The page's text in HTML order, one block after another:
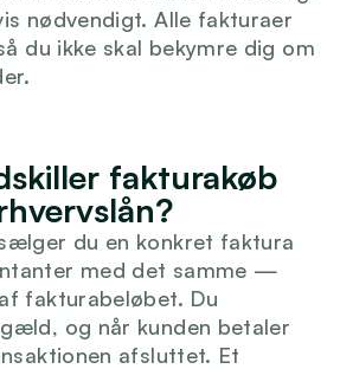
nødvendigt. Alle fakturaer
du ikke skal bekymre dig om
fakturakøb
du en konkret faktura
med det samme —
fakturabeløbet. Du
og når kunden betaler
afsluttet. Et